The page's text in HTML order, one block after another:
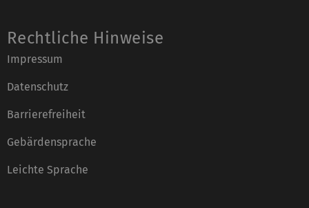
Rechtliche Hinweise
Impressum
Datenschutz
Barrierefreiheit
Gebärdensprache
Leichte Sprache